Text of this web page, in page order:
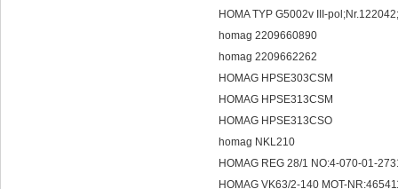
HOMA TYP G5002v III-
homag 2209660890
homag 2209662262
HOMAG HPSE303CSM
HOMAG HPSE313CSM
HOMAG HPSE313CSO
homag NKL210
HOMAG REG 28/1 NO:4-070-01-
HOMAG VK63/2-140 MOT-